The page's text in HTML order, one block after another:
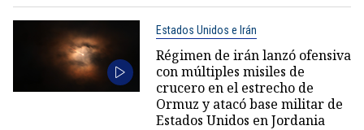
Estados Unidos e Irán
Régimen de irán lanzó ofensiva
con múltiples misiles de
crucero en el estrecho de
Ormuz y atacó base militar de
Estados Unidos en Jordania